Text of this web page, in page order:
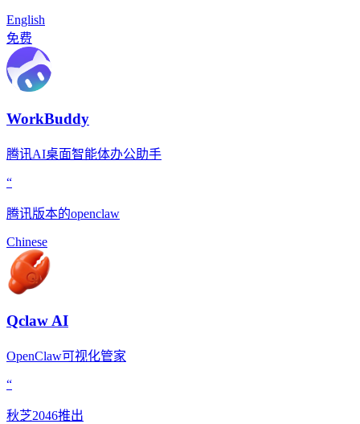
English
免费
WorkBuddy
腾讯AI桌面智能体办公助手
“
腾讯版本的openclaw
Chinese
Qclaw AI
OpenClaw可视化管家
“
秋芝2046推出